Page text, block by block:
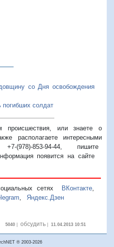
со Дня освобождения
погибших солдат
происшествия, или знаете о
располагаете интересными
(978)-853-94-44, пишите
появится на сайте
сетях ВКонтакте,
Яндекс.Дзен
5040| обсудить| 11.04.2013 10:51
® 2003-2026